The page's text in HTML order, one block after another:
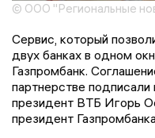
© ООО "Региональные
Сервис, который
двух банках в одном
Газпромбанк.
партнерстве
президент ВТБ Игорь
президент